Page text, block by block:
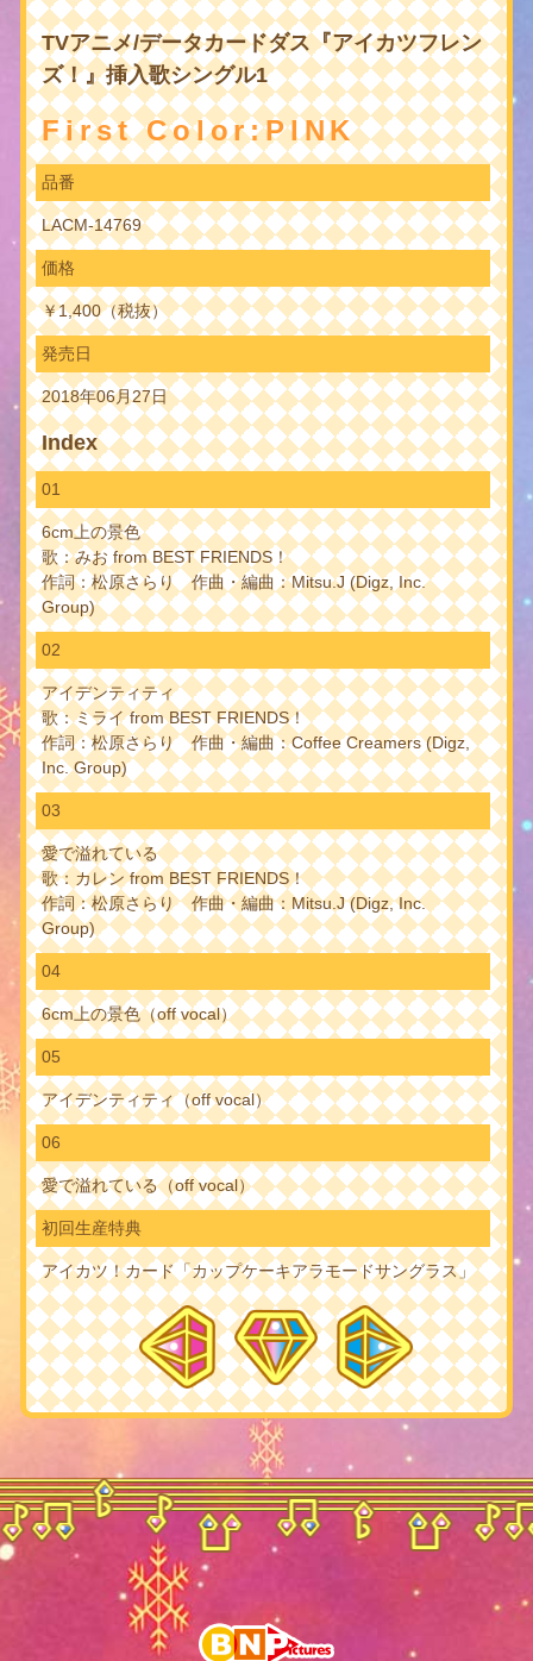
TVアニメ/データカードダス『アイカツフレン
ズ！』挿入歌シングル1
First Color:PINK
品番
LACM-14769
価格
￥1,400（税抜）
発売日
2018年06月27日
Index
01
6cm上の景色
歌：みお from BEST FRIENDS！
作詞：松原さらり 作曲・編曲：Mitsu.J (Digz, Inc.
Group)
02
アイデンティティ
歌：ミライ from BEST FRIENDS！
作詞：松原さらり 作曲・編曲：Coffee Creamers (Digz,
Inc. Group)
03
愛で溢れている
歌：カレン from BEST FRIENDS！
作詞：松原さらり 作曲・編曲：Mitsu.J (Digz, Inc.
Group)
04
6cm上の景色（off vocal）
05
アイデンティティ（off vocal）
06
愛で溢れている（off vocal）
初回生産特典
アイカツ！カード「カップケーキアラモードサングラス」